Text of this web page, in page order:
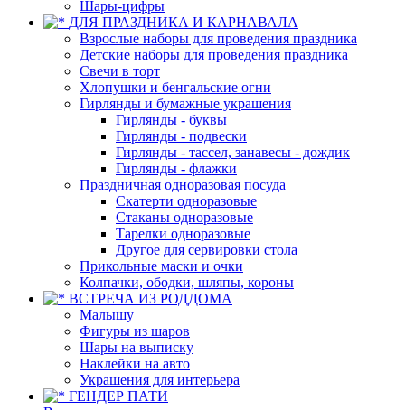
Шары-цифры
ДЛЯ ПРАЗДНИКА И КАРНАВАЛА
Взрослые наборы для проведения праздника
Детские наборы для проведения праздника
Свечи в торт
Хлопушки и бенгальские огни
Гирлянды и бумажные украшения
Гирлянды - буквы
Гирлянды - подвески
Гирлянды - тассел, занавесы - дождик
Гирлянды - флажки
Праздничная одноразовая посуда
Скатерти одноразовые
Стаканы одноразовые
Тарелки одноразовые
Другое для сервировки стола
Прикольные маски и очки
Колпачки, ободки, шляпы, короны
ВСТРЕЧА ИЗ РОДДОМА
Малышу
Фигуры из шаров
Шары на выписку
Наклейки на авто
Украшения для интерьера
ГЕНДЕР ПАТИ